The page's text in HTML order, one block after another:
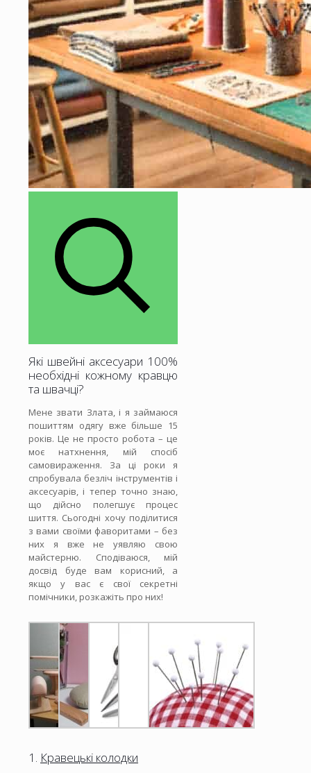
Які швейні аксесуари 100%
необхідні кожному кравцю
та швачці?
Мене звати Злата, і я займаюся
пошиттям одягу вже більше 15
років. Це не просто робота – це
моє натхнення, мій спосіб
самовираження. За ці роки я
спробувала безліч інструментів і
аксесуарів, і тепер точно знаю,
що дійсно полегшує процес
шиття. Сьогодні хочу поділитися
з вами своїми фаворитами – без
них я вже не уявляю свою
майстерню. Сподіваюся, мій
досвід буде вам корисний, а
якщо у вас є свої секретні
помічники, розкажіть про них!
1. Кравецькі колодки